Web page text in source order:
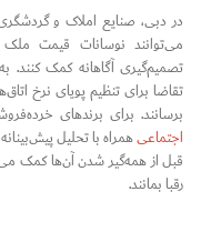
در دبی، صنایع املاک و
می‌توانند نوسانات قیمت ملک
تصمیم‌گیری آگاهانه کمک کنند.
تقاضا برای تنظیم پویای نرخ
برسانند. برای برندهای
اجتماعیهمراه با تحلیل
قبل از همه‌گیر شدن آن‌ها کمک
رقبا بمانند.